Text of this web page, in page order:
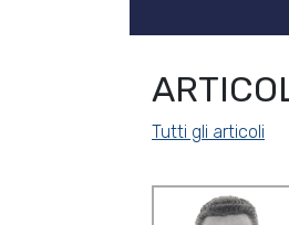
Tutti gli articoli